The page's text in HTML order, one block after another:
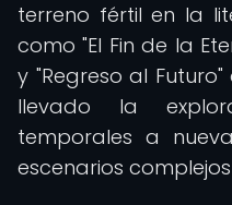
terreno fértil en la
como "El Fin de la
y "Regreso al
llevado la
temporales a
escenarios